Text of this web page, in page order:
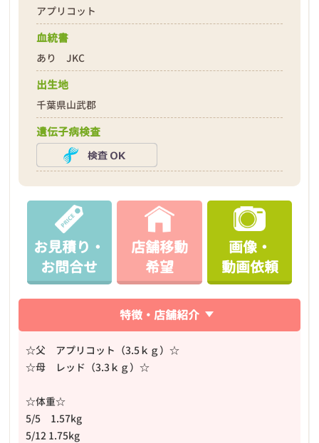
アプリコット
血統書
あり JKC
出生地
千葉県山武郡
遺伝子病検査
お見積り・
お問合せ
店舗移動
希望
画像・
動画依頼
特徴・店舗紹介
☆父 アプリコット（3.5ｋｇ）☆
☆母 レッド（3.3ｋｇ）☆
☆体重☆
5/5 1.57kg
5/12 1.75kg